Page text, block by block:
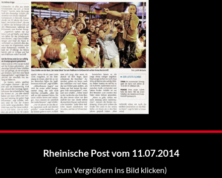
Rheinische Post vom 11.07.2014
(zum Vergrößern ins Bild klicken)